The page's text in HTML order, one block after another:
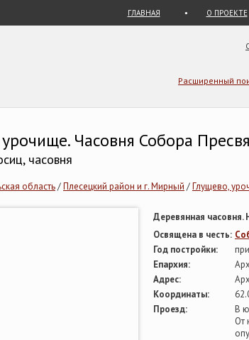
ГЛАВНАЯ О ПРОЕКТЕ
Расширенный
Часовня Собора
часовня
область/Плесецкий район и г. Мирный /Глущево,
Деревянная часовня.
Освящена в честь:
Год постройки:
Епархия:
Адрес:
Координаты:
Проезд:
В
От